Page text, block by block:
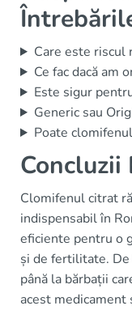
Care este riscul
Ce fac dacă am
Este sigur
Generic sau
Poate
Concluzii
Clomifenul citrat
indispensabil în
eficiente pentru o
și de fertilitate. De
până la bărbații
acest